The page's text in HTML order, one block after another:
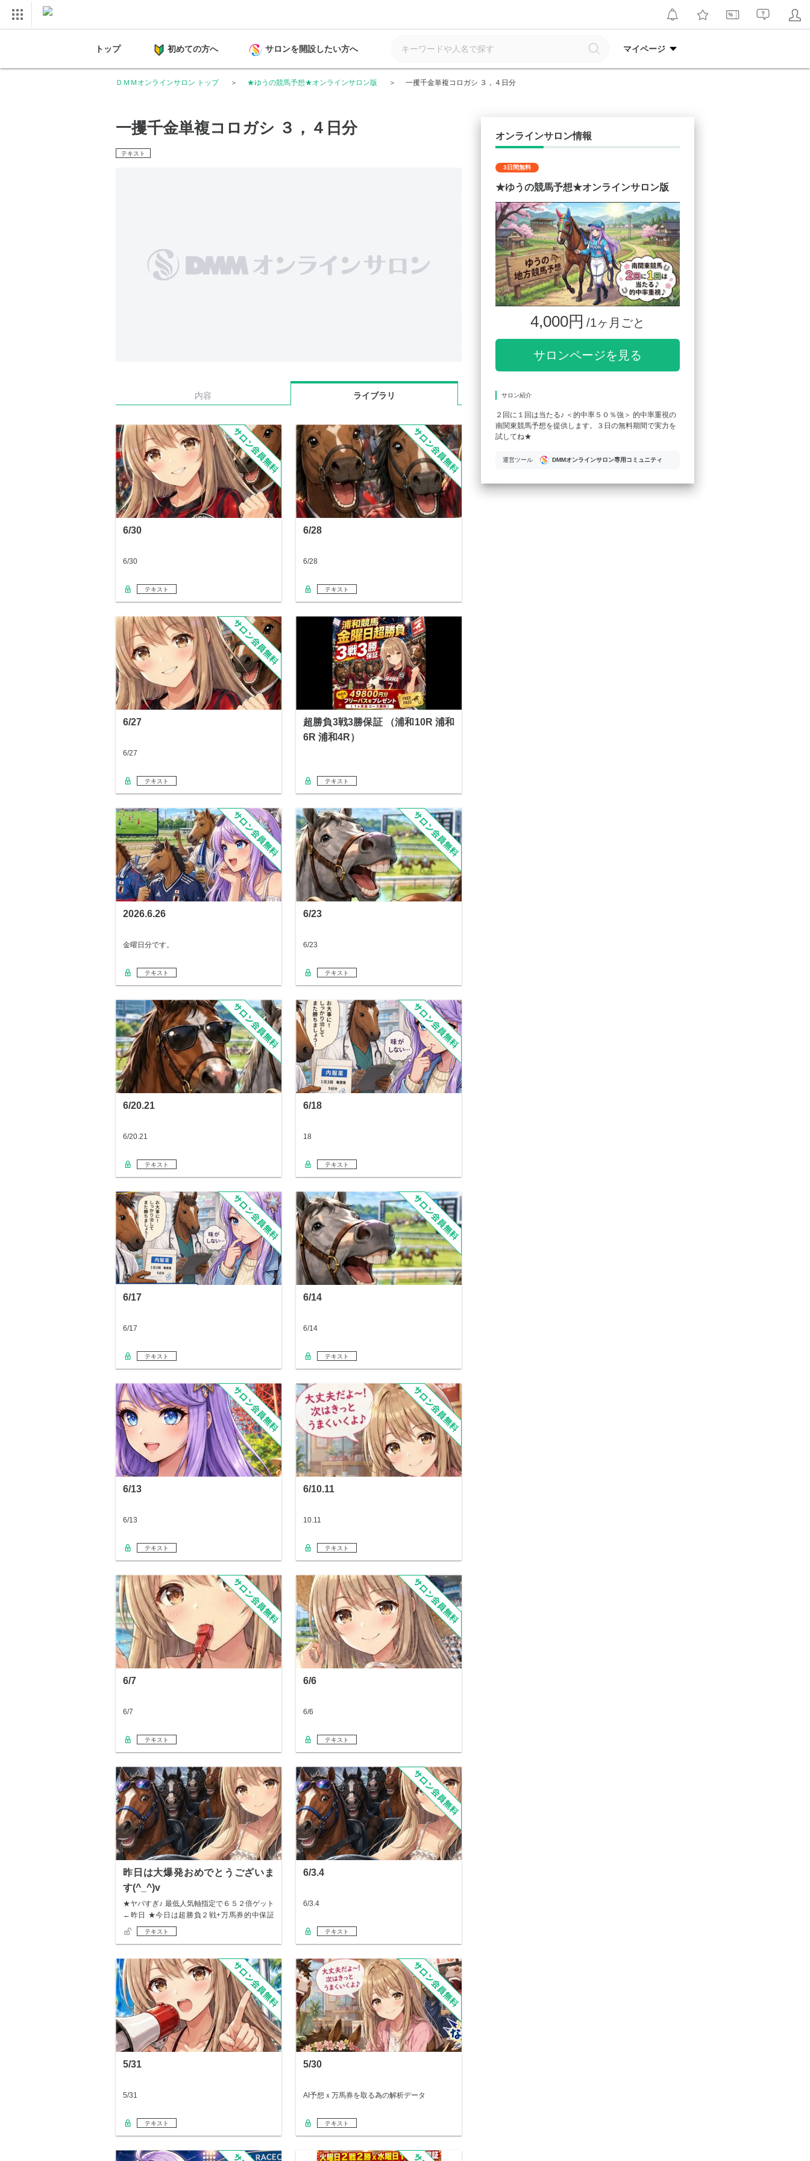
トップ 初めての方へ サロンを開設したい方へ マイページ
ＤＭＭオンラインサロン トップ ★ゆうの競馬予想★オンラインサロン版 一攫千金単複コロガシ ３，４日分
一攫千金単複コロガシ ３，４日分
テキスト
内容 ライブラリ
6/30
6/30
テキスト
6/28
6/28
テキスト
6/27
6/27
テキスト
超勝負3戦3勝保証 （浦和10R 浦和
6R 浦和4R）
テキスト
2026.6.26
金曜日分です。
テキスト
6/23
6/23
テキスト
6/20.21
6/20.21
テキスト
6/18
18
テキスト
6/17
6/17
テキスト
6/14
6/14
テキスト
6/13
6/13
テキスト
6/10.11
10.11
テキスト
6/7
6/7
テキスト
6/6
6/6
テキスト
昨日は大爆発おめでとうございま
す(^_^)v
★ヤバすぎ♪ 最低人気軸指定で６５２倍ゲット
←昨日 ★今日は超勝負２戦+万馬券的中保証
★…
テキスト
6/3.4
6/3.4
テキスト
5/31
5/31
テキスト
5/30
AI予想ｘ万馬券を取る為の解析データ
テキスト
オンラインサロン情報
3日間無料
★ゆうの競馬予想★オンラインサロン版
4,000円 /1ヶ月ごと
サロンページを見る
サロン紹介
２回に１回は当たる♪ ＜的中率５０％強＞ 的中率重視の
南関東競馬予想を提供します。３日の無料期間で実力を
試してね★
運営ツール DMMオンラインサロン専用コミュニティ